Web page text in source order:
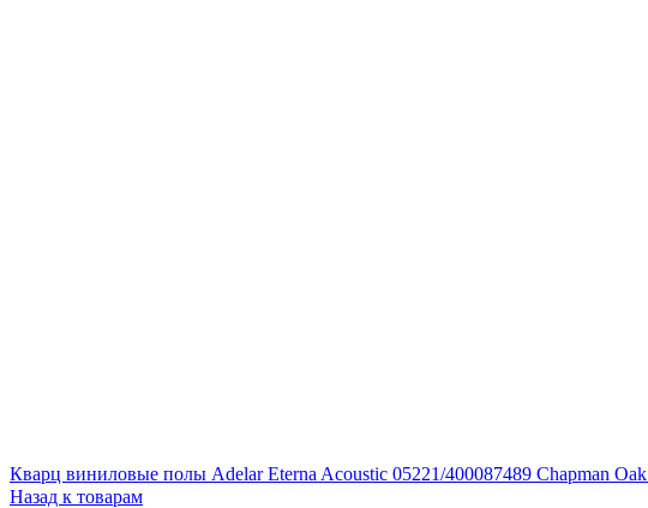
Кварц виниловые полы Adelar Eterna Acoustic 05221/400087489 Chapman Oak
Назад к товарам